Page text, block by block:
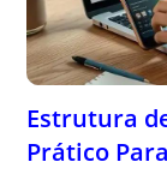
Estrutura
Prático